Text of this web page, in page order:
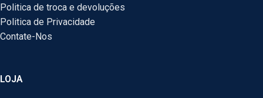
Politica de troca e devoluções
Politica de Privacidade
Contate-Nos
LOJA